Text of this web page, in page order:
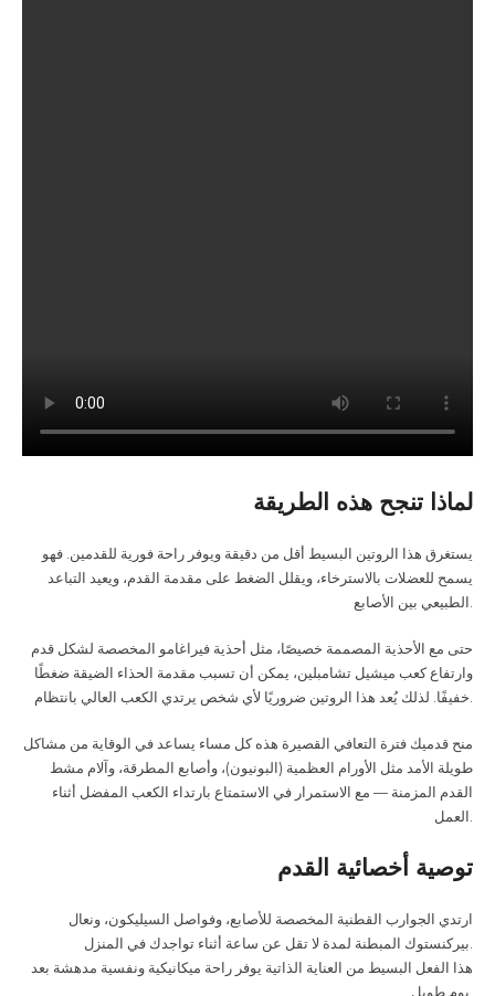
لماذا تنجح هذه الطريقة
يستغرق هذا الروتين البسيط أقل من دقيقة ويوفر راحة فورية للقدمين. فهو
يسمح للعضلات بالاسترخاء، ويقلل الضغط على مقدمة القدم، ويعيد التباعد
حتى مع الأحذية المصممة خصيصًا، مثل أحذية فيراغامو المخصصة لشكل قدم
وارتفاع كعب ميشيل تشامبلين، يمكن أن تسبب مقدمة الحذاء الضيقة ضغطًا
منح قدميك فترة التعافي القصيرة هذه كل مساء يساعد في الوقاية من مشاكل
طويلة الأمد مثل الأورام العظمية (البونيون)، وأصابع المطرقة، وآلام مشط
القدم المزمنة — مع الاستمرار في الاستمتاع بارتداء الكعب المفضل أثناء
توصية أخصائية القدم
ارتدي الجوارب القطنية المخصصة للأصابع، وفواصل السيليكون، ونعال
هذا الفعل البسيط من العناية الذاتية يوفر راحة ميكانيكية ونفسية مدهشة بعد